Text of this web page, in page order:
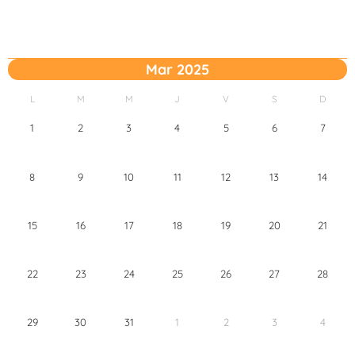
Mar 2025
L M M J V S D
1 2 3 4 5 6 7
8 9 10 11 12 13 14
15 16 17 18 19 20 21
22 23 24 25 26 27 28
29 30 31 1 2 3 4